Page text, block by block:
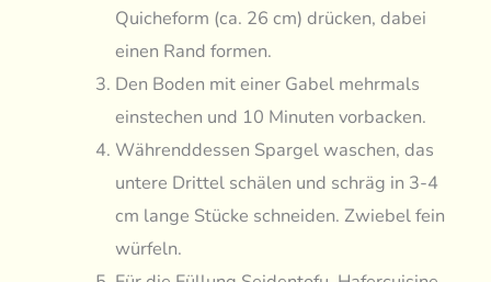
Quicheform (ca. 26 cm) drücken, dabei
einen Rand formen.
Den Boden mit einer Gabel mehrmals
einstechen und 10 Minuten vorbacken.
Währenddessen Spargel waschen, das
untere Drittel schälen und schräg in 3-4
cm lange Stücke schneiden. Zwiebel fein
würfeln.